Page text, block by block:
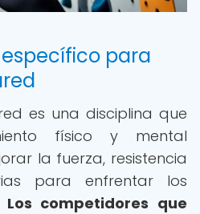
para
es una disciplina que
físico y mental
la fuerza, resistencia
para enfrentar los
Los competidores que